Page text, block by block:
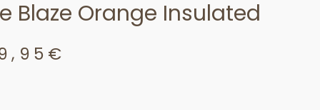
Blaze Orange Insulated
€